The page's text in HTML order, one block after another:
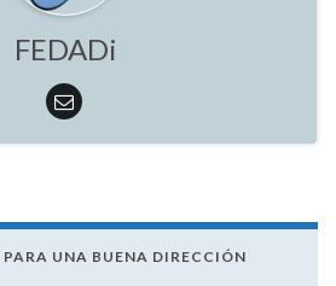
FEDADi
UNA BUENA DIRECCIÓN